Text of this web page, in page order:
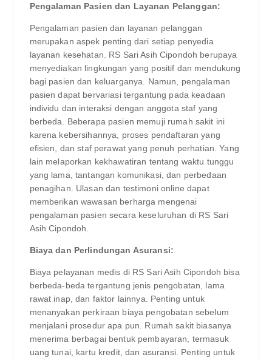
Pengalaman Pasien dan Layanan Pelanggan:
Pengalaman pasien dan layanan pelanggan
merupakan aspek penting dari setiap penyedia
layanan kesehatan. RS Sari Asih Cipondoh berupaya
menyediakan lingkungan yang positif dan mendukung
bagi pasien dan keluarganya. Namun, pengalaman
pasien dapat bervariasi tergantung pada keadaan
individu dan interaksi dengan anggota staf yang
berbeda. Beberapa pasien memuji rumah sakit ini
karena kebersihannya, proses pendaftaran yang
efisien, dan staf perawat yang penuh perhatian. Yang
lain melaporkan kekhawatiran tentang waktu tunggu
yang lama, tantangan komunikasi, dan perbedaan
penagihan. Ulasan dan testimoni online dapat
memberikan wawasan berharga mengenai
pengalaman pasien secara keseluruhan di RS Sari
Asih Cipondoh.
Biaya dan Perlindungan Asuransi:
Biaya pelayanan medis di RS Sari Asih Cipondoh bisa
berbeda-beda tergantung jenis pengobatan, lama
rawat inap, dan faktor lainnya. Penting untuk
menanyakan perkiraan biaya pengobatan sebelum
menjalani prosedur apa pun. Rumah sakit biasanya
menerima berbagai bentuk pembayaran, termasuk
uang tunai, kartu kredit, dan asuransi. Penting untuk